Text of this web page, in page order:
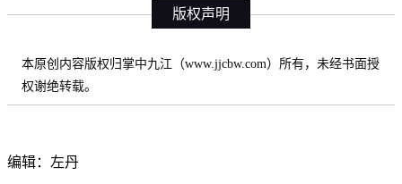
版权声明
本原创内容版权归掌中九江（www.jjcbw.com）所有，未经书面授
权谢绝转载。
编辑：左丹